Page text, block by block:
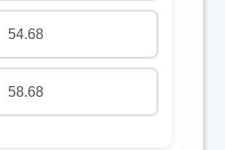
54.68
58.68